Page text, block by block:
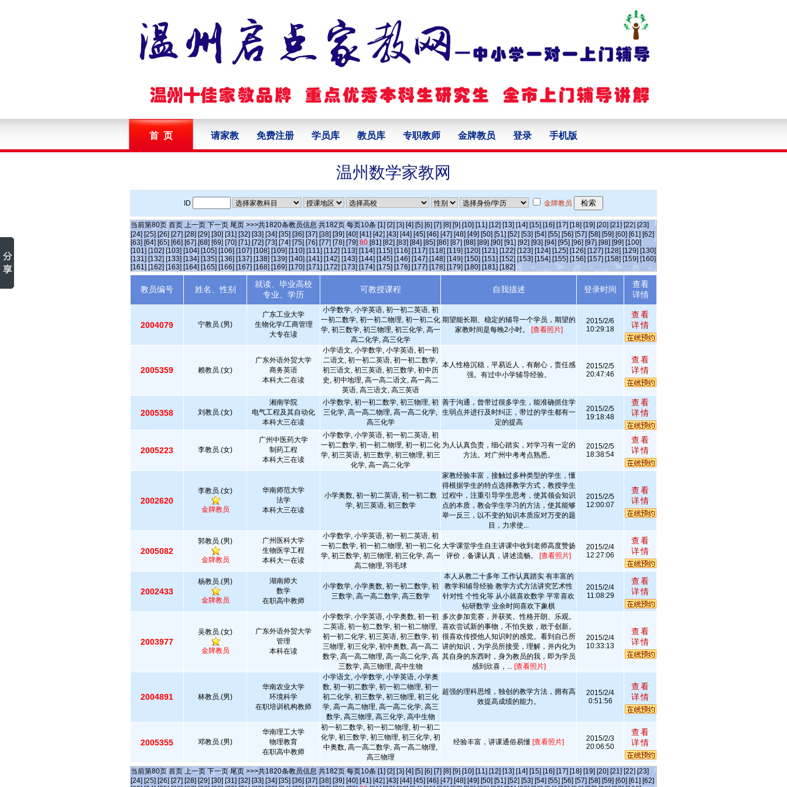
首 页 请家教 免费注册 学员库 教员库 专职教师 金牌教员 登录 手机版
温州数学家教网
ID 金牌教员
当前第80页 首页 上一页 下一页 尾页 >>>共1820条教员信息 共182页 每页10条 [1] [2] [3] [4] [5] [6] [7] [8] [9] [10] [11] [12] [13] [14] [15] [16] [17] [18] [19] [20] [21] [22] [23]
[24] [25] [26] [27] [28] [29] [30] [31] [32] [33] [34] [35] [36] [37] [38] [39] [40] [41] [42] [43] [44] [45] [46] [47] [48] [49] [50] [51] [52] [53] [54] [55] [56] [57] [58] [59] [60] [61] [62]
[63] [64] [65] [66] [67] [68] [69] [70] [71] [72] [73] [74] [75] [76] [77] [78] [79] 80 [81] [82] [83] [84] [85] [86] [87] [88] [89] [90] [91] [92] [93] [94] [95] [96] [97] [98] [99] [100]
[101] [102] [103] [104] [105] [106] [107] [108] [109] [110] [111] [112] [113] [114] [115] [116] [117] [118] [119] [120] [121] [122] [123] [124] [125] [126] [127] [128] [129] [130]
[131] [132] [133] [134] [135] [136] [137] [138] [139] [140] [141] [142] [143] [144] [145] [146] [147] [148] [149] [150] [151] [152] [153] [154] [155] [156] [157] [158] [159] [160]
[161] [162] [163] [164] [165] [166] [167] [168] [169] [170] [171] [172] [173] [174] [175] [176] [177] [178] [179] [180] [181] [182]
教员编号 姓名、性别
就读、毕业高校
专业、学历
可教授课程 自我描述 登录时间
查看
详情
2004079 宁教员.(男)
广东工业大学
生物化学/工商管理
大专在读
小学数学, 小学英语, 初一初二英语, 初
一初二数学, 初一初二物理, 初一初二化
学, 初三数学, 初三物理, 初三化学, 高一
高二化学, 高三化学
期望能长期、稳定的辅导一个学员，期望的
家教时间是每晚2小时。
[查看照片]
2015/2/6
10:29:18
查看
详情
2005359 赖教员.(女)
广东外语外贸大学
商务英语
本科大二在读
小学语文, 小学数学, 小学英语, 初一初
二语文, 初一初二英语, 初一初二数学,
初三语文, 初三英语, 初三数学, 初中历
史, 初中地理, 高一高二语文, 高一高二
英语, 高三语文, 高三英语
本人性格沉稳，平易近人，有耐心，责任感
强。有过中小学辅导经验。
2015/2/5
20:47:46
查看
详情
2005358 刘教员.(女)
湘南学院
电气工程及其自动化
本科大三在读
小学数学, 初一初二数学, 初三物理, 初
三化学, 高一高二物理, 高一高二化学,
高三化学
善于沟通，曾带过很多学生，能准确抓住学
生弱点并进行及时纠正，带过的学生都有一
定的提高
2015/2/5
19:18:48
查看
详情
2005223 李教员.(女)
广州中医药大学
制药工程
本科大三在读
小学数学, 小学英语, 初一初二英语, 初
一初二数学, 初一初二物理, 初一初二化
学, 初三英语, 初三数学, 初三物理, 初三
化学, 高一高二化学
为人认真负责，细心踏实，对学习有一定的
方法。对广州中考考点熟悉。
2015/2/5
18:38:54
查看
详情
2002620
李教员.(女)
金牌教员
华南师范大学
法学
本科大三在读
小学奥数, 初一初二英语, 初一初二数
学, 初三英语, 初三数学
家教经验丰富，接触过多种类型的学生，懂
得根据学生的特点选择教学方式，教授学生
过程中，注重引导学生思考，使其领会知识
点的本质，教会学生学习的方法，使其能够
举一反三，以不变的知识本质应对万变的题
目，力求使...
2015/2/5
12:00:07
查看
详情
2005082
郭教员.(男)
金牌教员
广州医科大学
生物医学工程
本科大一在读
小学数学, 小学英语, 初一初二英语, 初
一初二数学, 初一初二物理, 初一初二化
学, 初三数学, 初三物理, 初三化学, 高一
高二物理, 羽毛球
大学课堂学生自主讲课中收到老师高度赞扬
评价，备课认真，讲述流畅。 [查看照片]
2015/2/4
12:27:06
查看
详情
2002433
杨教员.(男)
金牌教员
湖南师大
数学
在职高中教师
小学数学, 小学奥数, 初一初二数学, 初
三数学, 高一高二数学, 高三数学
本人从教二十多年 工作认真踏实 有丰富的
教学和辅导经验 教学方式方法讲究艺术性
针对性 个性化等 从小就喜欢数学 平常喜欢
钻研数学 业余时间喜欢下象棋
2015/2/4
11:08:29
查看
详情
2003977
吴教员.(女)
金牌教员
广东外语外贸大学
管理
本科在读
小学数学, 小学英语, 小学奥数, 初一初
二英语, 初一初二数学, 初一初二物理,
初一初二化学, 初三英语, 初三数学, 初
三物理, 初三化学, 初中奥数, 高一高二
数学, 高一高二物理, 高一高二化学, 高
三数学, 高三物理, 高中生物
多次参加竞赛，并获奖。性格开朗、乐观。
喜欢尝试新的事物，不怕失败，敢于创新。
很喜欢传授他人知识时的感觉。看到自己所
讲的知识，为学员所接受，理解，并内化为
其自身的东西时，身为教员的我，即为学员
感到欣喜，... [查看照片]
2015/2/4
10:33:13
查看
详情
2004891 林教员.(男)
华南农业大学
环境科学
在职培训机构教师
小学语文, 小学数学, 小学英语, 小学奥
数, 初一初二数学, 初一初二物理, 初一
初二化学, 初三数学, 初三物理, 初三化
学, 高一高二物理, 高一高二化学, 高三
数学, 高三物理, 高三化学, 高中生物
超强的理科思维，独创的教学方法，拥有高
效提高成绩的能力。
2015/2/4
0:51:56
查看
详情
2005355 邓教员.(男)
华南理工大学
物理教育
在职高中教师
初一初二数学, 初一初二物理, 初一初二
化学, 初三数学, 初三物理, 初三化学, 初
中奥数, 高一高二数学, 高一高二物理,
高三物理
经验丰富，讲课通俗易懂 [查看照片]
2015/2/3
20:06:50
查看
详情
当前第80页 首页 上一页 下一页 尾页 >>>共1820条教员信息 共182页 每页10条 [1] [2] [3] [4] [5] [6] [7] [8] [9] [10] [11] [12] [13] [14] [15] [16] [17] [18] [19] [20] [21] [22] [23]
[24] [25] [26] [27] [28] [29] [30] [31] [32] [33] [34] [35] [36] [37] [38] [39] [40] [41] [42] [43] [44] [45] [46] [47] [48] [49] [50] [51] [52] [53] [54] [55] [56] [57] [58] [59] [60] [61] [62]